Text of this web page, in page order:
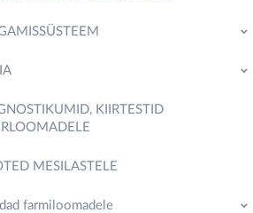
KIIRTESTID
MESILASTELE
farmiloomadele